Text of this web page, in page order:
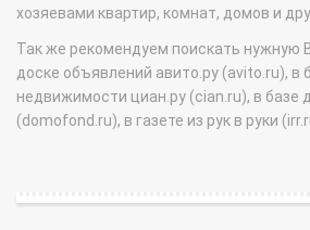
хозяевами квартир, комнат, домов и
Так же рекомендуем поискать
доске объявлений авито.ру (avito.ru), в
недвижимости циан.ру (cian.ru), в базе
(domofond.ru), в газете из рук в руки